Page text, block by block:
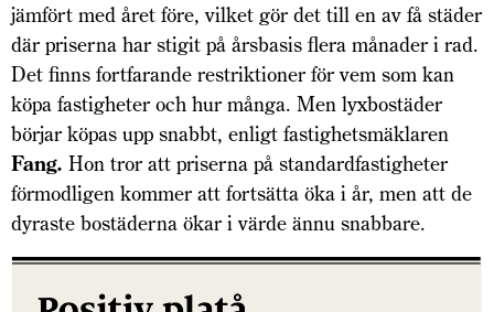
jämfört med året före, vilket gör det till en av få städer
där priserna har stigit på årsbasis flera månader i rad.
Det finns fortfarande restriktioner för vem som kan
köpa fastigheter och hur många. Men lyxbostäder
börjar köpas upp snabbt, enligt fastighetsmäklaren
Fang. Hon tror att priserna på standardfastigheter
förmodligen kommer att fortsätta öka i år, men att de
dyraste bostäderna ökar i värde ännu snabbare.